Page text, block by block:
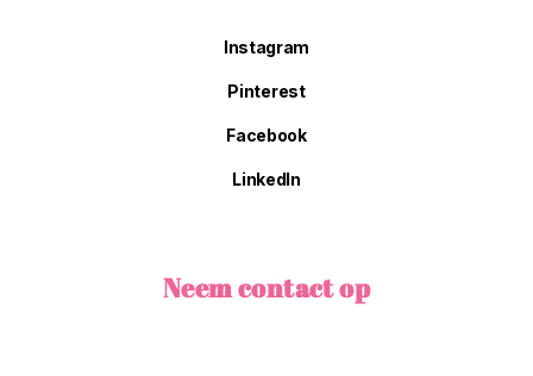
Instagram
Pinterest
Facebook
LinkedIn
Neem contact op